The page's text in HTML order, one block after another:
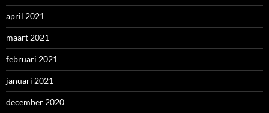
april 2021
maart 2021
februari 2021
januari 2021
december 2020